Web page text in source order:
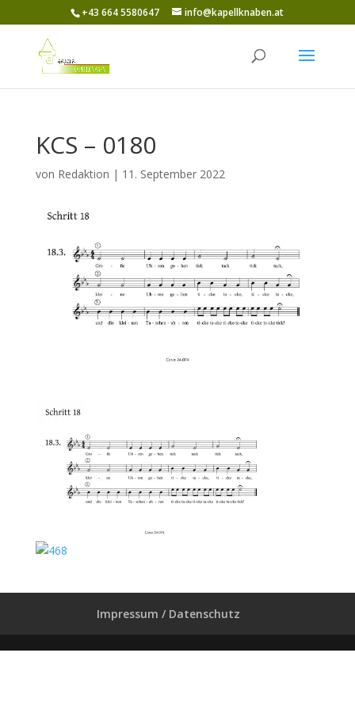
+43 664 5580647 info@kapellknaben.at
KCS – 0180
von Redaktion | 11. September 2022
Impressum / Datenschutz